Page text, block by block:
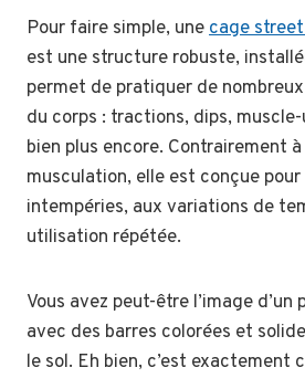
Pour faire simple, unecage
est une structure robuste,
permet de pratiquer de
du corps : tractions, dips,
bien plus encore. Contrairement
musculation, elle est conçue
intempéries, aux variations de
utilisation répétée.
Vous avez peut-être l’image
avec des barres colorées et
le sol. Eh bien, c’est exactement